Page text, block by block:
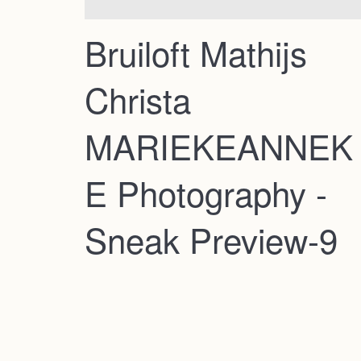
Bruiloft Mathijs
Christa
MARIEKEANNEK
E Photography -
Sneak Preview-9